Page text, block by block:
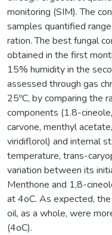
monitoring (SIM). The
samples quantified
ration. The best fungal
obtained in the first
15% humidity in the
assessed through gas
25ºC, by comparing the
components (1.8-
carvone, menthyl
viridiflorol) and internal
temperature, trans-
variation between its
Menthone and 1,8-
at 4oC. As expected,
oil, as a whole, were
(4oC).